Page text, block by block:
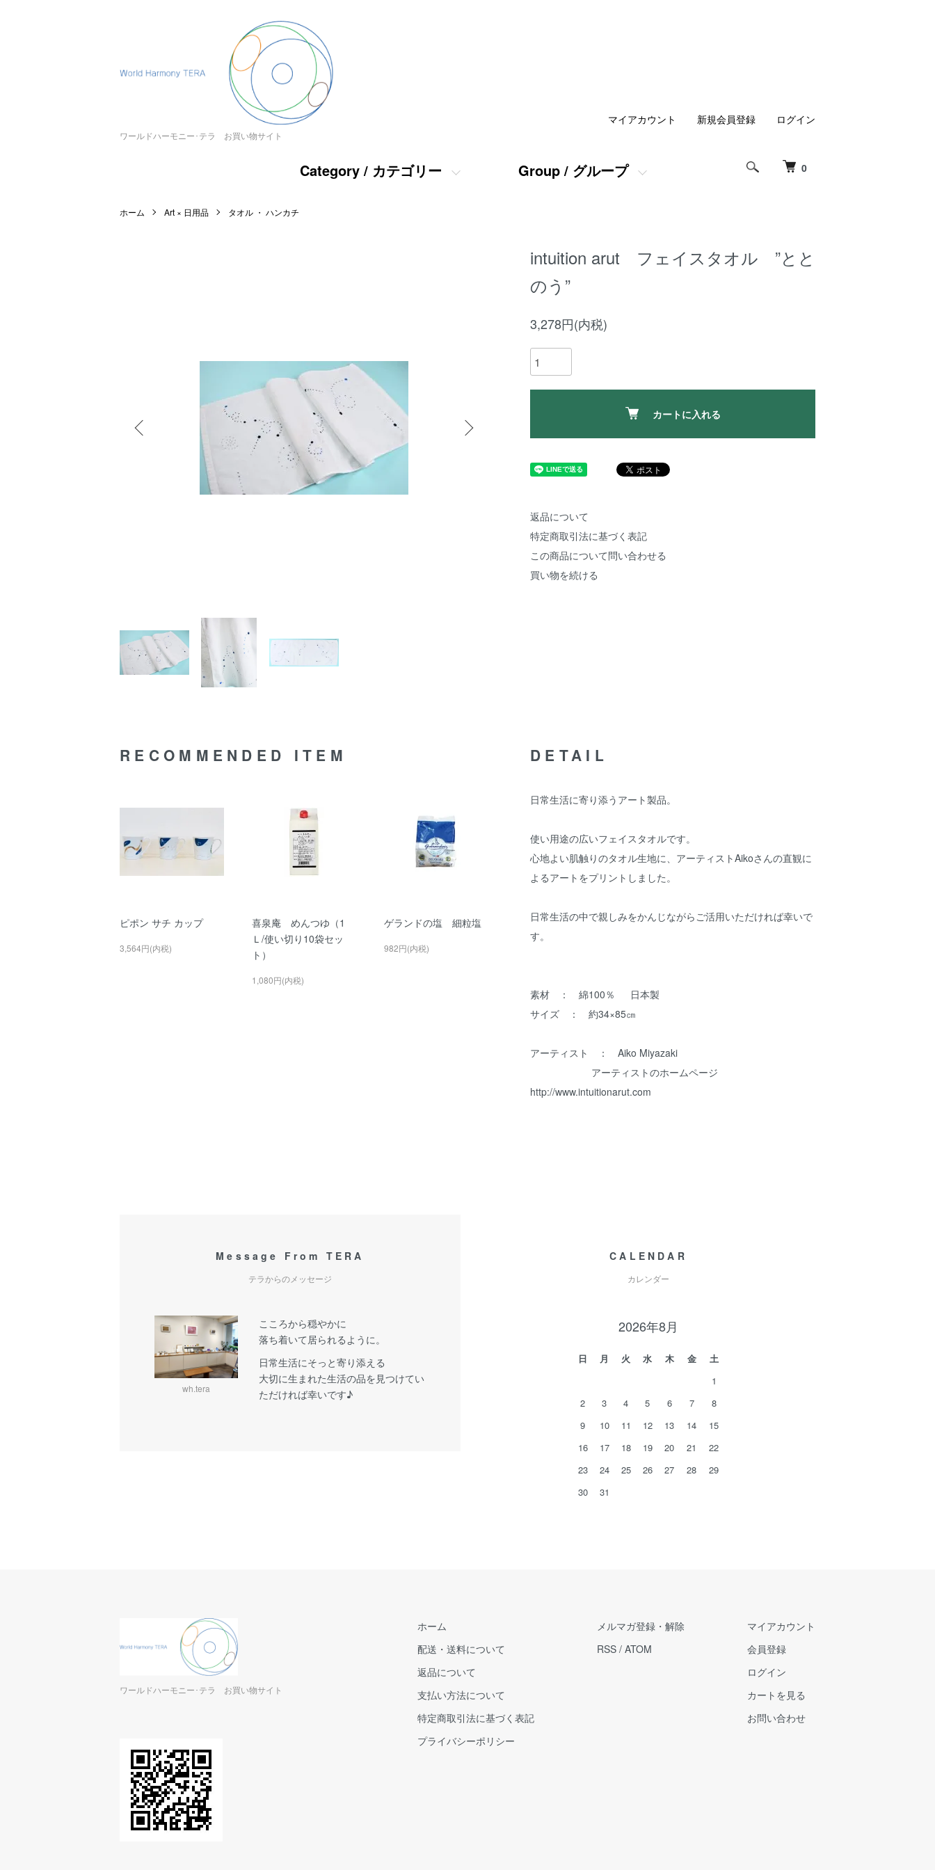
ワールドハーモニー･テラ お買い物サイト
0
Category / カテゴリー Group / グループ
マイアカウント 新規会員登録 ログイン
ホーム Art × 日用品 タオル ・ ハンカチ
intuition arut フェイスタオル ”とと
のう”
3,278円(内税)
カートに入れる
返品について
特定商取引法に基づく表記
この商品について問い合わせる
買い物を続ける
DETAIL
日常生活に寄り添うアート製品。
使い用途の広いフェイスタオルです。
心地よい肌触りのタオル生地に、アーティストAikoさんの直観に
よるアートをプリントしました。
日常生活の中で親しみをかんじながらご活用いただければ幸いで
す。
素材 ： 綿100％ 日本製
サイズ ： 約34×85㎝
アーティスト ： Aiko Miyazaki
アーティストのホームページ
http://www.intuitionarut.com
RECOMMENDED ITEM
ピポン サチ カップ
3,564円(内税)
喜泉庵 めんつゆ（1
Ｌ/使い切り10袋セッ
ト）
1,080円(内税)
ゲランドの塩 細粒塩
982円(内税)
Message From TERA
テラからのメッセージ
wh.tera
こころから穏やかに
落ち着いて居られるように。
日常生活にそっと寄り添える
大切に生まれた生活の品を見つけてい
ただければ幸いです♪
CALENDAR
カレンダー
2026年8月
日 月 火 水 木 金
土
1
2
3 4 5 6 7
8
9
10 11 12 13 14
15
16
17 18 19 20 21
22
23
24 25 26 27 28
29
30
31
ワールドハーモニー･テラ お買い物サイト
ホーム
配送・送料について
返品について
支払い方法について
特定商取引法に基づく表記
プライバシーポリシー
メルマガ登録・解除
RSS / ATOM
マイアカウント
会員登録
ログイン
カートを見る
お問い合わせ